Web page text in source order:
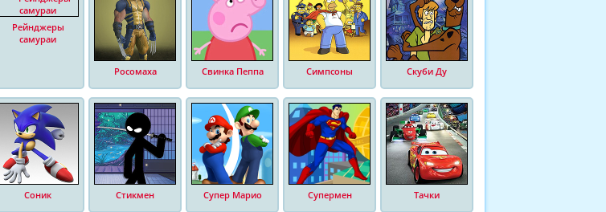
Рейнджеры
самураи
Росомаха Свинка Пеппа Симпсоны Скуби Ду
Соник Стикмен Супер Марио Супермен Тачки